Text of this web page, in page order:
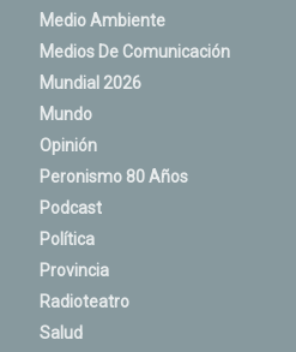
Medio Ambiente
Medios De Comunicación
Mundial 2026
Mundo
Opinión
Peronismo 80 Años
Podcast
Política
Provincia
Radioteatro
Salud